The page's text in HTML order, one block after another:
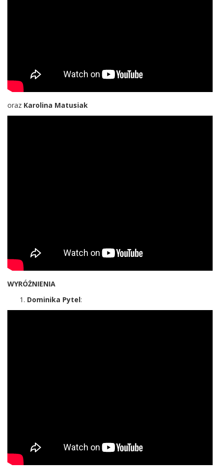
oraz Karolina Matusiak
WYRÓŻNIENIA
Dominika Pytel: